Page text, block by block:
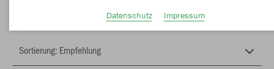
Datenschutz
Impressum